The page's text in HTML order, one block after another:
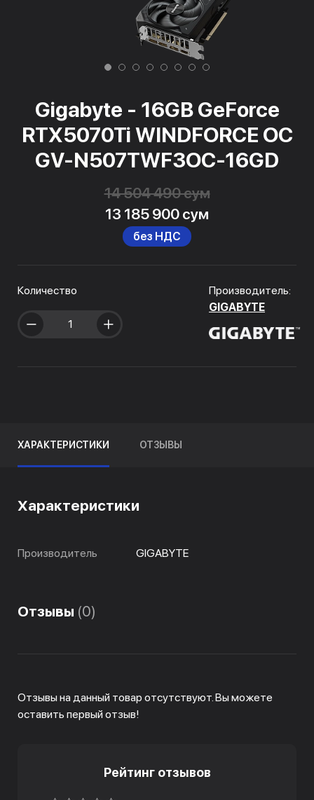
Gigabyte - 16GB GeForce
RTX5070Ti WINDFORCE OC
GV-N507TWF3OC-16GD
14 504 490 сум
13 185 900 сум
без НДС
Количество
Производитель:
GIGABYTE
ХАРАКТЕРИСТИКИ ОТЗЫВЫ
Характеристики
Производитель GIGABYTE
Отзывы (0)
Отзывы на данный товар отсутствуют. Вы можете
оставить первый отзыв!
Рейтинг отзывов